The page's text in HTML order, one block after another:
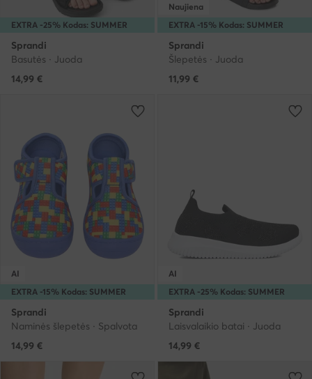
EXTRA -25% Kodas: SUMMER
Sprandi
Basutės · Juoda
14,99 €
EXTRA -15% Kodas: SUMMER
Naujiena
Sprandi
Šlepetės · Juoda
11,99 €
EXTRA -15% Kodas: SUMMER
AI
Sprandi
Naminės šlepetės · Spalvota
14,99 €
EXTRA -25% Kodas: SUMMER
AI
Sprandi
Laisvalaikio batai · Juoda
14,99 €